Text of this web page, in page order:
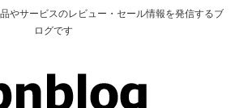
やサービスのレビュー・セール情報を発信するブ
ログです